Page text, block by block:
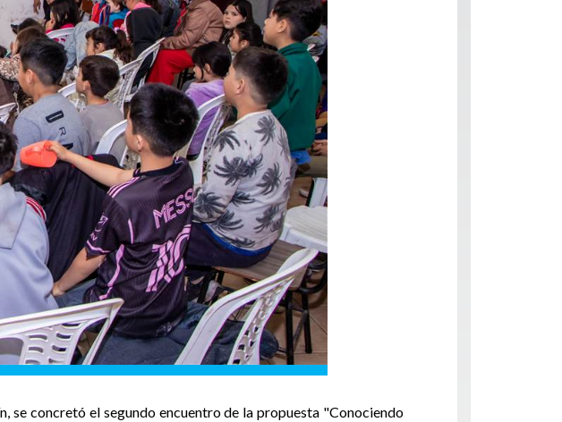
se concretó el segundo encuentro de la propuesta "Conociendo